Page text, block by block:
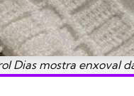
Dias mostra enxoval